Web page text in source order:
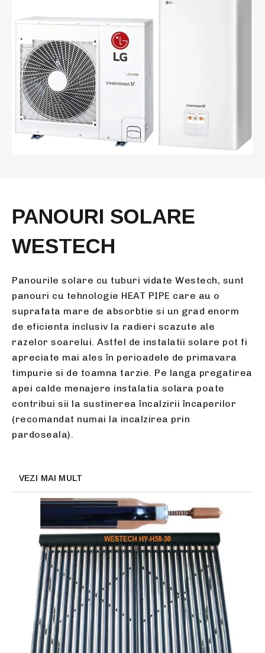
PANOURI SOLARE
WESTECH
Panourile solare cu tuburi vidate Westech, sunt
panouri cu tehnologie HEAT PIPE care au o
suprafata mare de absorbtie si un grad enorm
de eficienta inclusiv la radieri scazute ale
razelor soarelui. Astfel de instalatii solare pot fi
apreciate mai ales în perioadele de primavara
timpurie si de toamna tarzie. Pe langa pregatirea
apei calde menajere instalatia solara poate
contribui sii la sustinerea încalzirii încaperilor
(recomandat numai la incalzirea prin
pardoseala).
VEZI MAI MULT